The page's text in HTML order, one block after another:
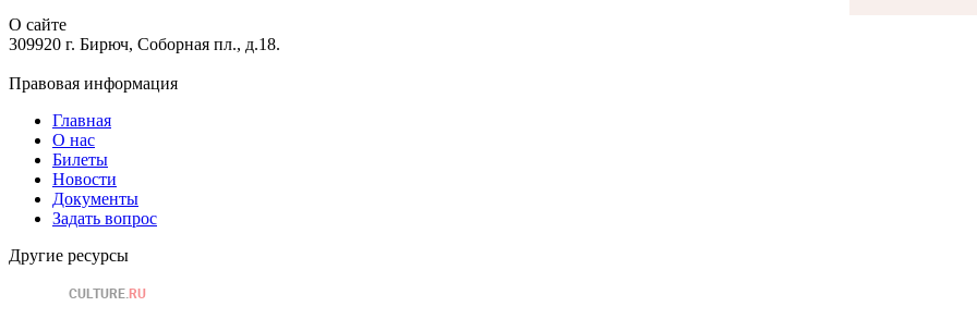
О сайте
309920 г. Бирюч, Соборная пл., д.18.
Правовая информация
Главная
О нас
Билеты
Новости
Документы
Задать вопрос
Другие ресурсы